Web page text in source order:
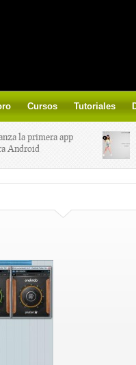
Cursos Tutoriales
la primera app
Android
aprende a
voces.